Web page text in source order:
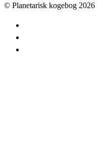
© Planetarisk kogebog 2026